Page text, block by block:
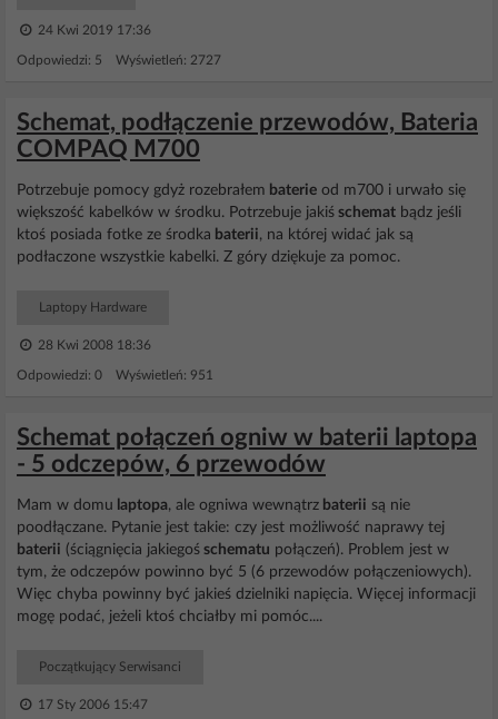
24 Kwi 2019 17:36
Odpowiedzi: 5 Wyświetleń: 2727
Schemat, podłączenie przewodów, Bateria
COMPAQ M700
Potrzebuje pomocy gdyż rozebrałem baterie od m700 i urwało się
większość kabelków w środku. Potrzebuje jakiś schemat bądz jeśli
ktoś posiada fotke ze środka baterii, na której widać jak są
podłaczone wszystkie kabelki. Z góry dziękuje za pomoc.
Laptopy Hardware
28 Kwi 2008 18:36
Odpowiedzi: 0 Wyświetleń: 951
Schemat połączeń ogniw w baterii laptopa
- 5 odczepów, 6 przewodów
Mam w domu laptopa, ale ogniwa wewnątrz baterii są nie
poodłączane. Pytanie jest takie: czy jest możliwość naprawy tej
baterii (ściągnięcia jakiegoś schematu połączeń). Problem jest w
tym, że odczepów powinno być 5 (6 przewodów połączeniowych).
Więc chyba powinny być jakieś dzielniki napięcia. Więcej informacji
mogę podać, jeżeli ktoś chciałby mi pomóc....
Początkujący Serwisanci
17 Sty 2006 15:47